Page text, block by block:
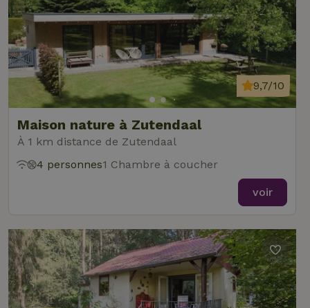
Maison nature à Zutendaal
À 1 km distance de Zutendaal
9,7/10
4 personnes1 Chambre à coucher
voir